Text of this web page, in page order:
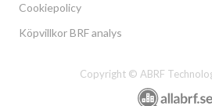
Cookiepolicy
Köpvillkor BRF analys
Copyright © ABRF